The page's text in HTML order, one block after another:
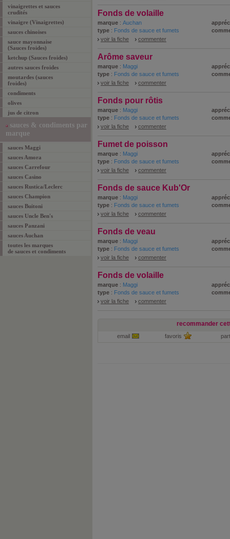
vinaigrettes et sauces
crudités
vinaigre (Vinaigrettes)
sauces chinoises
sauce mayonnaise
(Sauces froides)
ketchup (Sauces froides)
autres sauces froides
moutardes (sauces
froides)
condiments
olives
jus de citron
sauces & condiments par
marque
sauces Maggi
sauces Amora
sauces Carrefour
sauces Casino
sauces Rustica/Leclerc
sauces Champion
sauces Buitoni
sauces Uncle Ben's
sauces Panzani
sauces Auchan
toutes les marques
de sauces et condiments
Fonds de volaille
marque : Auchan
type : Fonds de sauce et fumets
voir la fiche
commenter
Arôme saveur
marque : Maggi
type : Fonds de sauce et fumets
voir la fiche
commenter
Fonds pour rôtis
marque : Maggi
type : Fonds de sauce et fumets
voir la fiche
commenter
Fumet de poisson
marque : Maggi
type : Fonds de sauce et fumets
voir la fiche
commenter
Fonds de sauce Kub'Or
marque : Maggi
type : Fonds de sauce et fumets
voir la fiche
commenter
Fonds de veau
marque : Maggi
type : Fonds de sauce et fumets
voir la fiche
commenter
Fonds de volaille
marque : Maggi
type : Fonds de sauce et fumets
voir la fiche
commenter
recommander
email favoris